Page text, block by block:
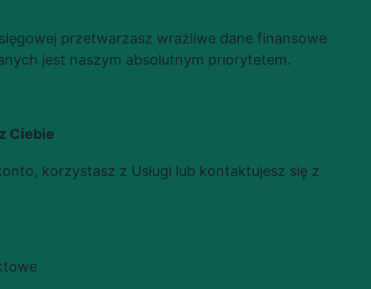
przetwarzasz wrażliwe dane finansowe
jest naszym absolutnym priorytetem.
Ciebie
korzystasz z Usługi lub kontaktujesz się z